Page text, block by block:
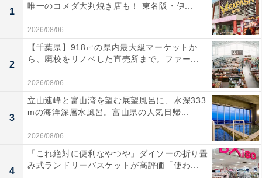
1
唯一のコメダ大判焼き店も！ 東名阪・伊...
2026/08/06
2
【千葉県】918㎡の県内最大級マーケットか
ら、廃校をリノベした直売所まで。ファー...
2026/08/06
3
立山連峰と富山湾を望む展望風呂に、水深333
mの海洋深層水風呂。富山県の人気日帰...
2026/08/06
4
「これ絶対に便利なやつや」ダイソーの折り畳
み式ランドリーバスケットが高評価「使わ...